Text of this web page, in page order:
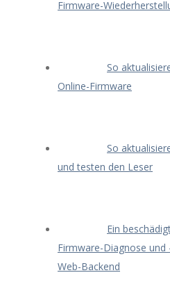
Firmware-
So
Online-Firmware
So
und testen den Leser
Ein
Firmware-Diagnose und
Web-Backend